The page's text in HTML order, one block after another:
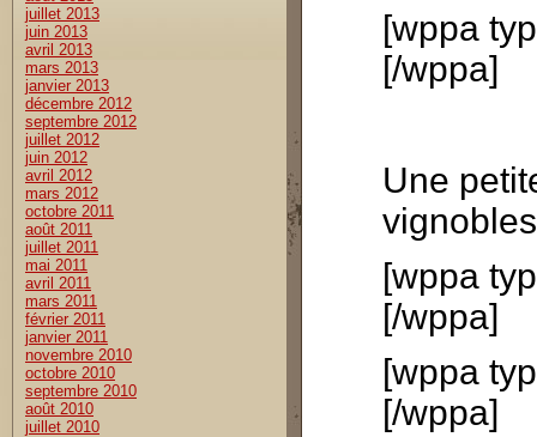
juillet 2013
juin 2013
avril 2013
mars 2013
janvier 2013
décembre 2012
septembre 2012
juillet 2012
juin 2012
avril 2012
mars 2012
octobre 2011
août 2011
juillet 2011
mai 2011
avril 2011
mars 2011
février 2011
janvier 2011
novembre 2010
octobre 2010
septembre 2010
août 2010
juillet 2010
[wppa
[/wppa]
Une
[wppa
[/wppa]
[wppa
[/wppa]